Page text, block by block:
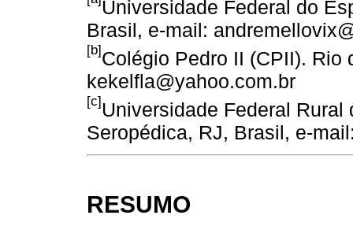
Universidade Federal do
Brasil, e-mail:
[b]Colégio Pedro II (CPII). Rio
kekelfla@yahoo.com.br
[c]Universidade Federal
Seropédica, RJ, Brasil, e-
RESUMO